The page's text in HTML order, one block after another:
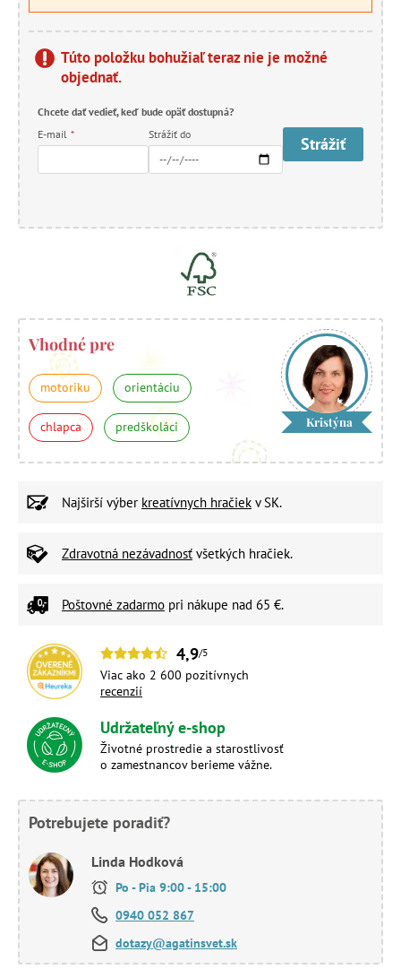
Túto položku bohužiaľ teraz nie je možné
objednať.
Chcete dať vedieť, keď bude opäť dostupná?
E-mail * Strážiť do Strážiť
Vhodné pre
motoriku orientáciu
chlapca predškoláci Kristýna
Najširší výber kreatívnych hračiek v SK.
Zdravotná nezávadnosť všetkých hračiek.
Poštovné zadarmo pri nákupe nad 65 €.
4,9/5
Viac ako 2 600 pozitívnych
recenzií
Udržateľný e-shop
Životné prostredie a starostlivosť
o zamestnancov berieme vážne.
Potrebujete poradiť?
Linda Hodková
Po - Pia 9:00 - 15:00
0940 052 867
dotazy@agatinsvet.sk